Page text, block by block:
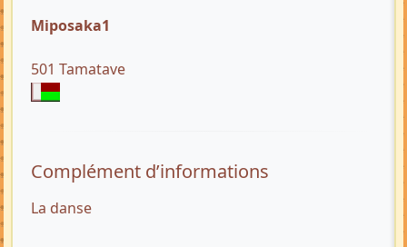
Miposaka1
501 Tamatave
Complément d’informations
La danse